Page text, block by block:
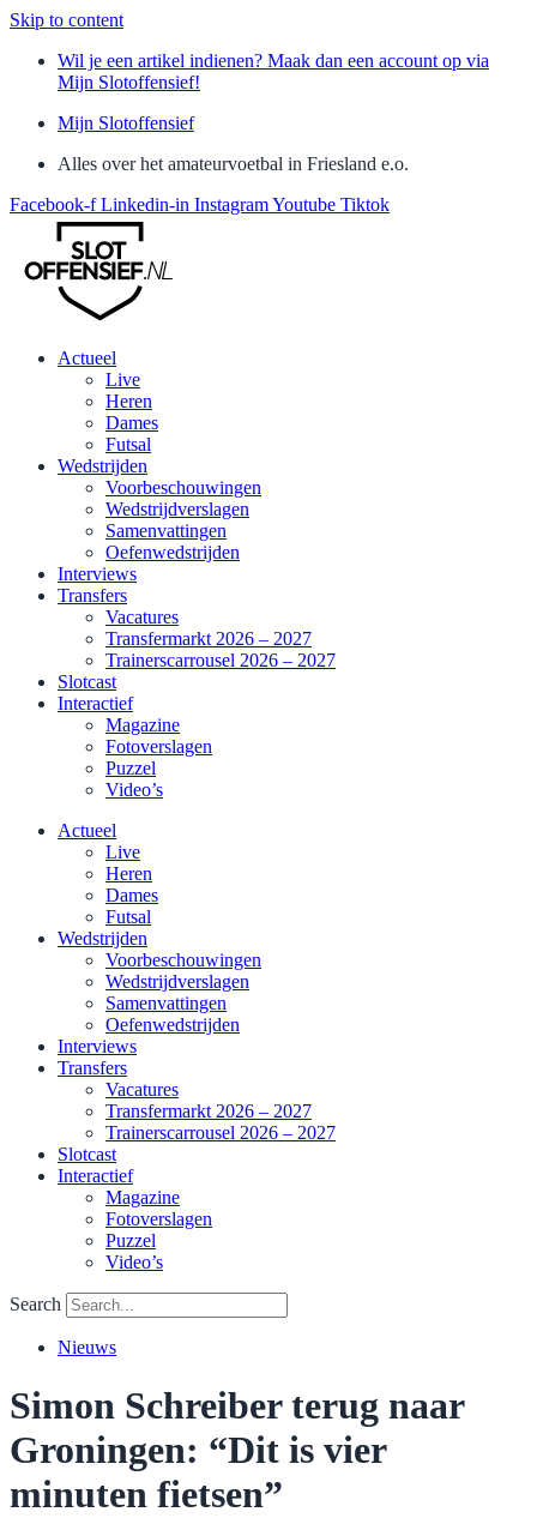
Skip to content
Wil je een artikel indienen? Maak dan een account op via
Mijn Slotoffensief!
Mijn Slotoffensief
Alles over het amateurvoetbal in Friesland e.o.
Facebook-f Linkedin-in InstagramYoutube Tiktok
Actueel
Live
Heren
Dames
Futsal
Wedstrijden
Voorbeschouwingen
Wedstrijdverslagen
Samenvattingen
Oefenwedstrijden
Interviews
Transfers
Vacatures
Transfermarkt 2026 – 2027
Trainerscarrousel 2026 – 2027
Slotcast
Interactief
Magazine
Fotoverslagen
Puzzel
Video’s
Actueel
Live
Heren
Dames
Futsal
Wedstrijden
Voorbeschouwingen
Wedstrijdverslagen
Samenvattingen
Oefenwedstrijden
Interviews
Transfers
Vacatures
Transfermarkt 2026 – 2027
Trainerscarrousel 2026 – 2027
Slotcast
Interactief
Magazine
Fotoverslagen
Puzzel
Video’s
Search
Nieuws
Simon Schreiber terug naar
Groningen: “Dit is vier
minuten fietsen”